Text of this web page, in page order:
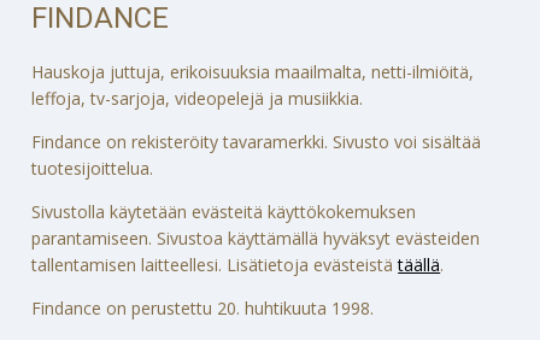
FINDANCE
Hauskoja juttuja, erikoisuuksia maailmalta, netti-ilmiöitä,
leffoja, tv-sarjoja, videopelejä ja musiikkia.
Findance on rekisteröity tavaramerkki. Sivusto voi sisältää
tuotesijoittelua.
Sivustolla käytetään evästeitä käyttökokemuksen
parantamiseen. Sivustoa käyttämällä hyväksyt evästeiden
tallentamisen laitteellesi. Lisätietoja evästeistätäällä.
Findance on perustettu 20. huhtikuuta 1998.